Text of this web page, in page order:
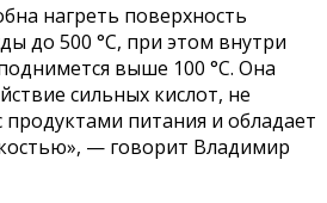
нагреть поверхность
до 500 °C, при этом внутри
выше 100 °C. Она
сильных кислот, не
продуктами питания и обладает
— говорит Владимир